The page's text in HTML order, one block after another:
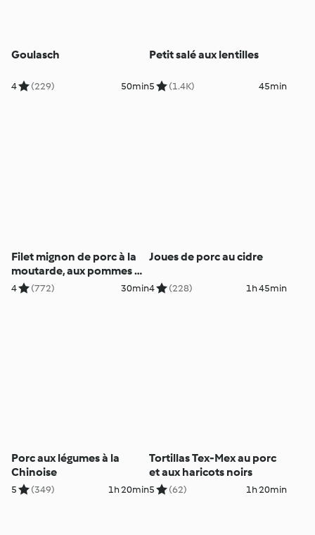
Goulasch
4 (229) 50min
Petit salé aux lentilles
5 (1.4K) 45min
Filet mignon de porc à la
moutarde, aux pommes de
terre et au brocoli
4 (772) 30min
Joues de porc au cidre
4 (228) 1h 45min
Porc aux légumes à la
Chinoise
5 (349) 1h 20min
Tortillas Tex-Mex au porc
et aux haricots noirs
5 (62) 1h 20min